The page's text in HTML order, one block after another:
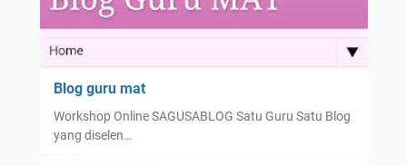
Blog guru mat
Workshop Online SAGUSABLOG Satu Guru Satu Blog
yang diselen…